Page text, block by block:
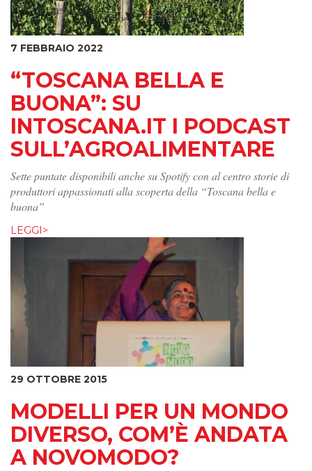
7 FEBBRAIO 2022
“TOSCANA BELLA E
BUONA”: SU
INTOSCANA.IT I PODCAST
SULL’AGROALIMENTARE
Sette puntate disponibili anche su Spotify con al centro storie di
produttori appassionati alla scoperta della “Toscana bella e
buona”
LEGGI>
29 OTTOBRE 2015
MODELLI PER UN MONDO
DIVERSO, COM’È ANDATA
A NOVOMODO?